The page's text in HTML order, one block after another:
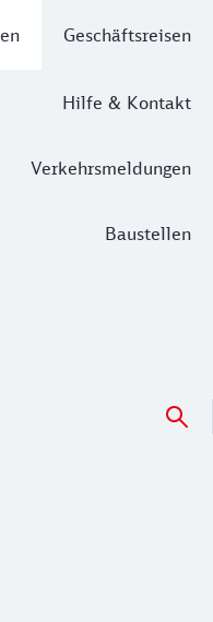
Geschäftsreisen
Hilfe & Kontakt
Verkehrsmeldungen
Baustellen